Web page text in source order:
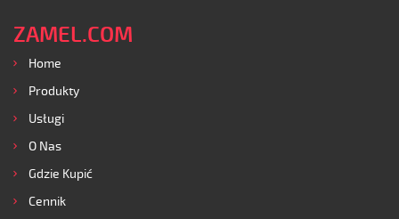
ZAMEL.COM
Home
Produkty
Usługi
O Nas
Gdzie Kupić
Cennik